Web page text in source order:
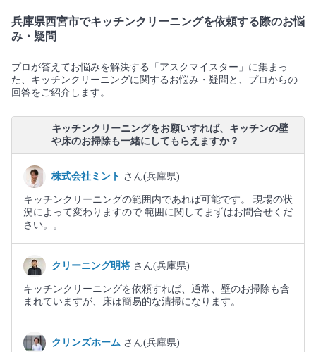
兵庫県西宮市でキッチンクリーニングを依頼する際のお悩
み・疑問
プロが答えてお悩みを解決する「アスクマイスター」に集まっ
た、キッチンクリーニングに関するお悩み・疑問と、プロからの
回答をご紹介します。
キッチンクリーニングをお願いすれば、キッチンの壁
や床のお掃除も一緒にしてもらえますか？
株式会社ミント さん(兵庫県)
キッチンクリーニングの範囲内であれば可能です。 現場の状
況によって変わりますので 範囲に関してまずはお問合せくだ
さい。。
クリーニング明将 さん(兵庫県)
キッチンクリーニングを依頼すれば、通常、壁のお掃除も含
まれていますが、床は簡易的な清掃になります。
クリンズホーム さん(兵庫県)